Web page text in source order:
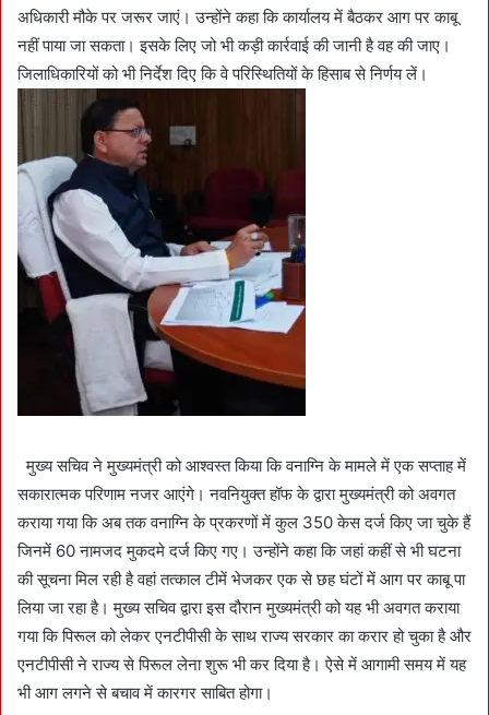
अधिकारी मौके पर जरूर जाएं। उन्होंने कहा कि कार्यालय में बैठकर आग पर काबू
नहीं पाया जा सकता। इसके लिए जो भी कड़ी कार्रवाई की जानी है वह की जाए।
जिलाधिकारियों को भी निर्देश दिए कि वे परिस्थितियों के हिसाब से निर्णय लें।
मुख्य सचिव ने मुख्यमंत्री को आश्वस्त किया कि वनाग्नि के मामले में एक सप्ताह में
सकारात्मक परिणाम नजर आएंगे। नवनियुक्त हॉफ के द्वारा मुख्यमंत्री को अवगत
कराया गया कि अब तक वनाग्नि के प्रकरणों में कुल 350 केस दर्ज किए जा चुके हैं
जिनमें 60 नामजद मुकदमे दर्ज किए गए। उन्होंने कहा कि जहां कहीं से भी घटना
की सूचना मिल रही है वहां तत्काल टीमें भेजकर एक से छह घंटों में आग पर काबू पा
लिया जा रहा है। मुख्य सचिव द्वारा इस दौरान मुख्यमंत्री को यह भी अवगत कराया
गया कि पिरूल को लेकर एनटीपीसी के साथ राज्य सरकार का करार हो चुका है और
एनटीपीसी ने राज्य से पिरूल लेना शुरू भी कर दिया है। ऐसे में आगामी समय में यह
भी आग लगने से बचाव में कारगर साबित होगा।